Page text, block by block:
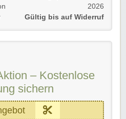
Stories folgen und sparen.
2026
Gültig bis auf Widerruf
– Kostenlose
sichern